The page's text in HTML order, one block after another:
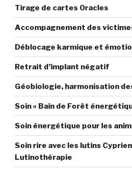
Tirage de cartes Oracles
Accompagnement des
Déblocage karmique et
Retrait d’implant négatif
Géobiologie, harmonisation
Soin « Bain de Forêt
Soin énergétique pour les
Soin rire avec les lutins
Lutinothérapie